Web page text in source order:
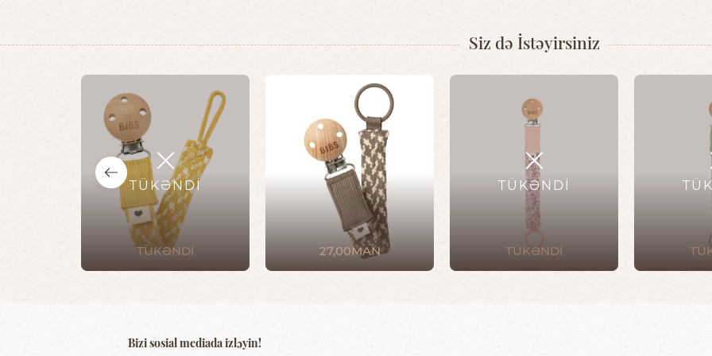
Siz də İstəyirsiniz
TÜKƏNDİ
TÜKƏNDİ 27,00MAN
TÜKƏNDİ
TÜKƏNDİ
Bizi sosial mediada izləyin!